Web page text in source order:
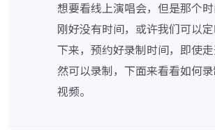
想要看线上演唱会，但是那个
刚好没有时间，或许我们可以
下来，预约好录制时间，即使
然可以录制，下面来看看如何
视频。